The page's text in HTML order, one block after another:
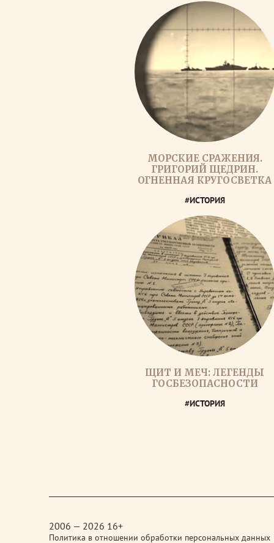
МОРСКИЕ СРАЖЕНИЯ.
ГРИГОРИЙ ЩЕДРИН.
ОГНЕННАЯ КРУГОСВЕТКА
#ИСТОРИЯ
ЩИТ И МЕЧ: ЛЕГЕНДЫ
ГОСБЕЗОПАСНОСТИ
#ИСТОРИЯ
2006 — 2026 16+
Политика в отношении обработки персональных данных